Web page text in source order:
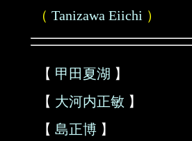
（ Tanizawa Eiichi ）
【 甲田夏湖 】
【 大河内正敏 】
【 島正博 】